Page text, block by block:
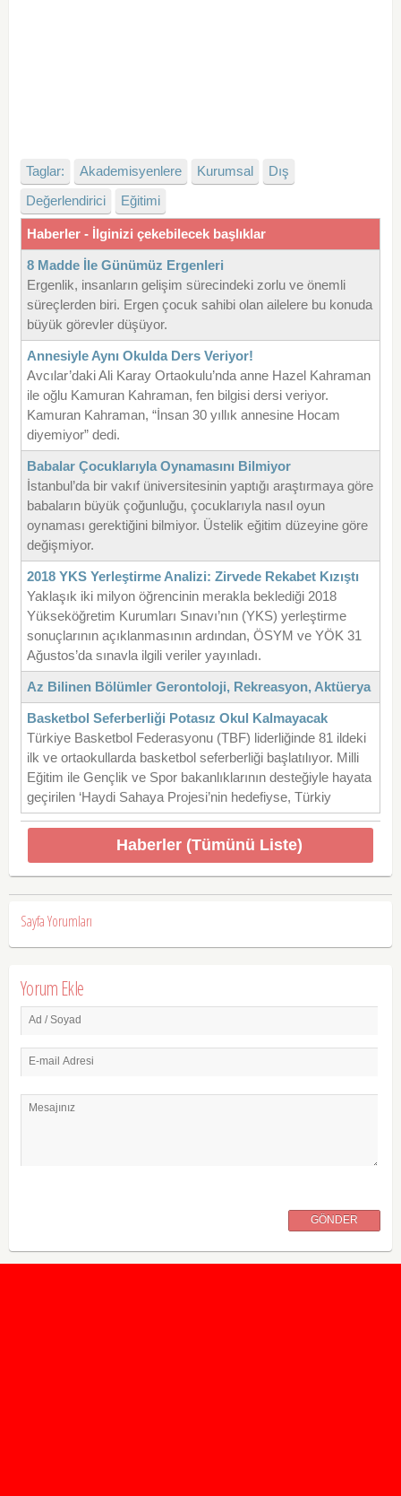
Taglar: Akademisyenlere Kurumsal
Dış
Değerlendirici
Eğitimi
Haberler - İlginizi çekebilecek başlıklar
8 Madde İle Günümüz Ergenleri
Ergenlik, insanların gelişim sürecindeki zorlu ve önemli
süreçlerden biri. Ergen çocuk sahibi olan ailelere bu konuda
büyük görevler düşüyor.
Annesiyle Aynı Okulda Ders Veriyor!
Avcılar’daki Ali Karay Ortaokulu’nda anne Hazel Kahraman
ile oğlu Kamuran Kahraman, fen bilgisi dersi veriyor.
Kamuran Kahraman, “İnsan 30 yıllık annesine Hocam
diyemiyor” dedi.
Babalar Çocuklarıyla Oynamasını Bilmiyor
İstanbul’da bir vakıf üniversitesinin yaptığı araştırmaya göre
babaların büyük çoğunluğu, çocuklarıyla nasıl oyun
oynaması gerektiğini bilmiyor. Üstelik eğitim düzeyine göre
değişmiyor.
2018 YKS Yerleştirme Analizi: Zirvede Rekabet Kızıştı
Yaklaşık iki milyon öğrencinin merakla beklediği 2018
Yükseköğretim Kurumları Sınavı’nın (YKS) yerleştirme
sonuçlarının açıklanmasının ardından, ÖSYM ve YÖK 31
Ağustos’da sınavla ilgili veriler yayınladı.
Az Bilinen Bölümler Gerontoloji, Rekreasyon, Aktüerya
Basketbol Seferberliği Potasız Okul Kalmayacak
Türkiye Basketbol Federasyonu (TBF) liderliğinde 81 ildeki
ilk ve ortaokullarda basketbol seferberliği başlatılıyor. Milli
Eğitim ile Gençlik ve Spor bakanlıklarının desteğiyle hayata
geçirilen ‘Haydi Sahaya Projesi’nin hedefiyse, Türkiy
Haberler (Tümünü Liste)
Sayfa Yorumları
Yorum Ekle
Ad / Soyad
E-mail Adresi
Mesajınız
GÖNDER